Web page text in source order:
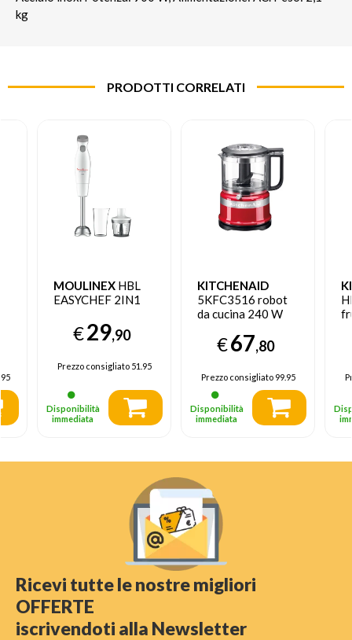
kg
PRODOTTI CORRELATI
MOULINEX HBL
EASYCHEF 2IN1
€29,90
Prezzo consigliato51.95
Disponibilità
immediata
KITCHENAID
5KFC3516 robot
da cucina 240 W
€67,80
Prezzo consigliato99.95
Disponibilità
immediata
Ricevi tutte le nostre migliori
OFFERTE
iscrivendoti alla Newsletter